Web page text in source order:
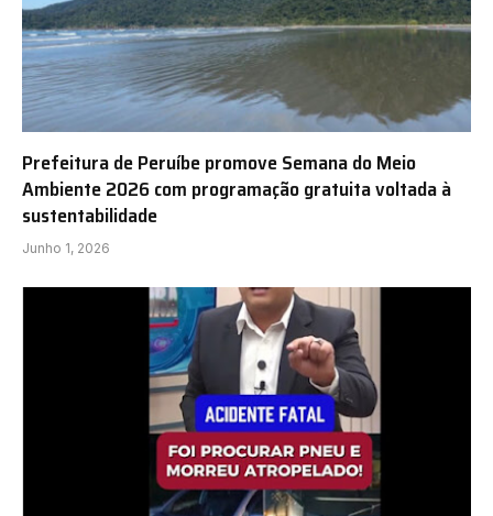
Prefeitura de Peruíbe promove Semana do Meio
Ambiente 2026 com programação gratuita voltada à
sustentabilidade
Junho 1, 2026